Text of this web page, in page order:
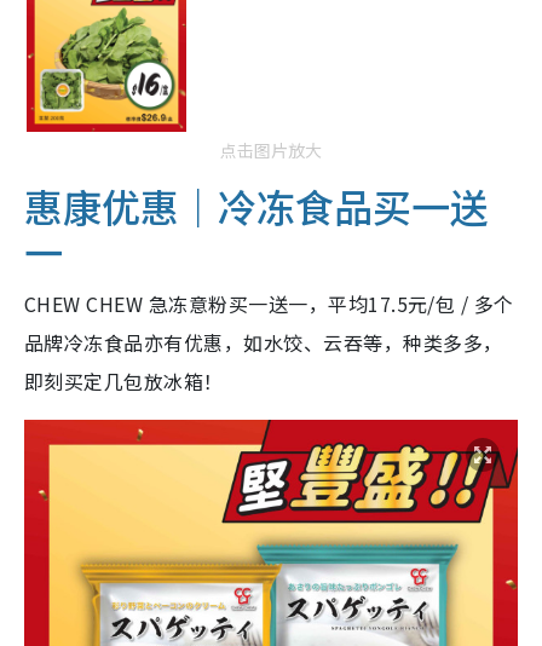
点击图片放大
惠康优惠｜冷冻食品买一送
一
CHEW CHEW 急冻意粉买一送一，平均17.5元/包 / 多个
品牌冷冻食品亦有优惠，如水饺、云吞等，种类多多，
即刻买定几包放冰箱！